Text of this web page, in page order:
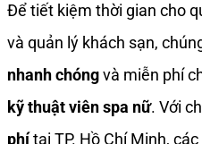
Để tiết kiệm thời gian cho
và quản lý khách sạn,
nhanh chóngvà miễn phí
kỹ thuật viên spa nữ. Với
phítại TP. Hồ Chí Minh,